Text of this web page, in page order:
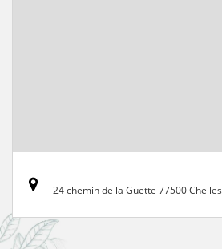
24 chemin de la Guette 77500 Chelles